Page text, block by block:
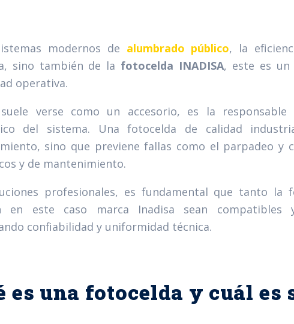
modernos de alumbrado público, la
sino también de la fotocelda INADISA, este es un
operativa.
verse como un accesorio, es la
del sistema. Una fotocelda de calidad
sino que previene fallas como el parpadeo y
y de mantenimiento.
profesionales, es fundamental que tanto la
en este caso marca Inadisa sean
confiabilidad y uniformidad técnica.
es una fotocelda y cuál es